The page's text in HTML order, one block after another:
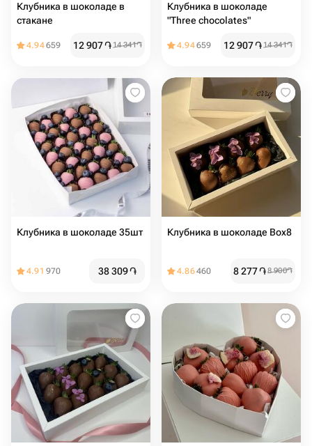
Клубника в шоколаде в
стакане
4.94659 12 907֏14 341֏
Клубника в шоколаде
"Three chocolates"
4.94659 12 907֏14 341֏
Клубника в шоколаде 35шт
4.91 970 38 309֏
Клубника в шоколаде Box8
4.86460 8 277֏8 900֏